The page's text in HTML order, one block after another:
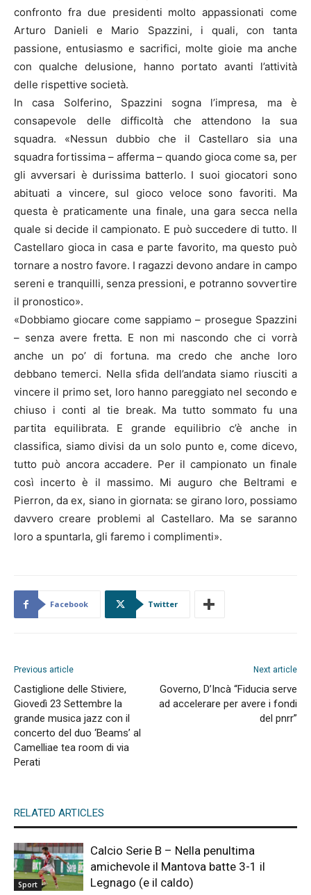
confronto fra due presidenti molto appassionati come
Arturo Danieli e Mario Spazzini, i quali, con tanta
passione, entusiasmo e sacrifici, molte gioie ma anche
con qualche delusione, hanno portato avanti l’attività
delle rispettive società.
In casa Solferino, Spazzini sogna l’impresa, ma è
consapevole delle difficoltà che attendono la sua
squadra. «Nessun dubbio che il Castellaro sia una
squadra fortissima – afferma – quando gioca come sa, per
gli avversari è durissima batterlo. I suoi giocatori sono
abituati a vincere, sul gioco veloce sono favoriti. Ma
questa è praticamente una finale, una gara secca nella
quale si decide il campionato. E può succedere di tutto. Il
Castellaro gioca in casa e parte favorito, ma questo può
tornare a nostro favore. I ragazzi devono andare in campo
sereni e tranquilli, senza pressioni, e potranno sovvertire
il pronostico».
«Dobbiamo giocare come sappiamo – prosegue Spazzini
– senza avere fretta. E non mi nascondo che ci vorrà
anche un po’ di fortuna. ma credo che anche loro
debbano temerci. Nella sfida dell’andata siamo riusciti a
vincere il primo set, loro hanno pareggiato nel secondo e
chiuso i conti al tie break. Ma tutto sommato fu una
partita equilibrata. E grande equilibrio c’è anche in
classifica, siamo divisi da un solo punto e, come dicevo,
tutto può ancora accadere. Per il campionato un finale
così incerto è il massimo. Mi auguro che Beltrami e
Pierron, da ex, siano in giornata: se girano loro, possiamo
davvero creare problemi al Castellaro. Ma se saranno
loro a spuntarla, gli faremo i complimenti».
Facebook Twitter
Previous article
Castiglione delle Stiviere,
Giovedì 23 Settembre la
grande musica jazz con il
concerto del duo ‘Beams’ al
Camelliae tea room di via
Perati
Next article
Governo, D’Incà “Fiducia serve
ad accelerare per avere i fondi
del pnrr”
RELATED ARTICLES
Sport
Calcio Serie B – Nella penultima
amichevole il Mantova batte 3-1 il
Legnago (e il caldo)